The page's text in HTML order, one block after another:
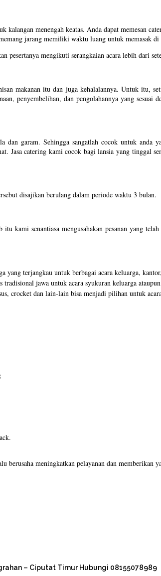
menengah keatas. Anda dapat memesan
jarang memiliki waktu luang untuk memasak di
pesertanya mengikuti serangkaian acara lebih dari
makanan itu dan juga kehalalannya. Untuk itu,
penyembelihan, dan pengolahannya yang
garam. Sehingga sangatlah cocok untuk anda
Jasa catering kami cocok bagi lansia yang tinggal
disajikan berulang dalam periode waktu 3 bulan.
kami senantiasa mengusahakan pesanan yang
yang terjangkau untuk berbagai acara keluarga,
jawa untuk acara syukuran keluarga
crocket dan lain-lain bisa menjadi pilihan untuk
berusaha meningkatkan pelayanan dan memberikan
– Ciputat Timur Hubungi 08155078989